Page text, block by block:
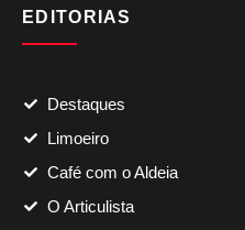
EDITORIAS
Destaques
Limoeiro
Café com o Aldeia
O Articulista